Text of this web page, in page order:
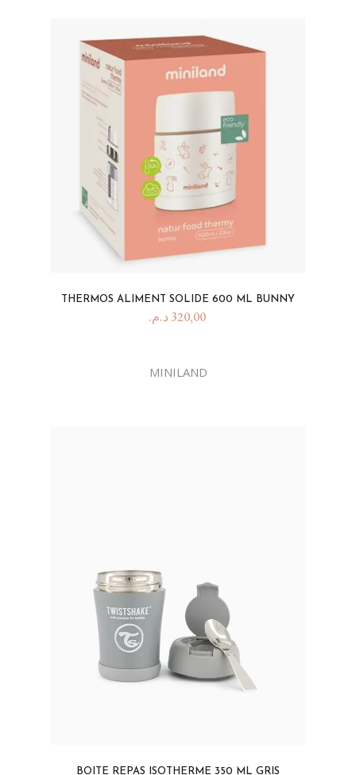
THERMOS ALIMENT SOLIDE 600 ML BUNNY
320,00 د.م.
MINILAND
BOITE REPAS ISOTHERME 350 ML GRIS